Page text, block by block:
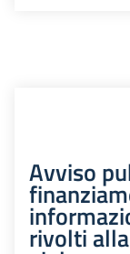
Avviso
rivolti